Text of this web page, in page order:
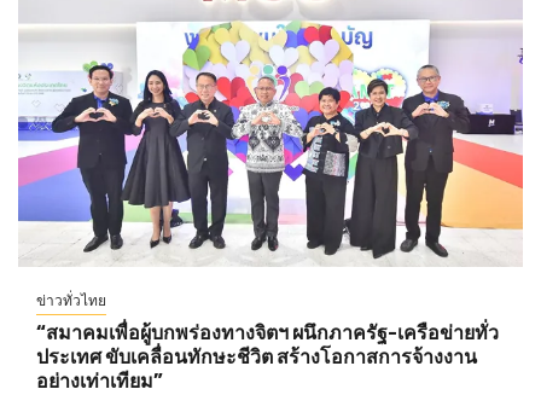
ข่าวทั่วไทย
“สมาคมเพื่อผู้บกพร่องทางจิตฯ ผนึกภาครัฐ-เครือข่ายทั่ว
ประเทศ ขับเคลื่อนทักษะชีวิต สร้างโอกาสการจ้างงาน
อย่างเท่าเทียม”